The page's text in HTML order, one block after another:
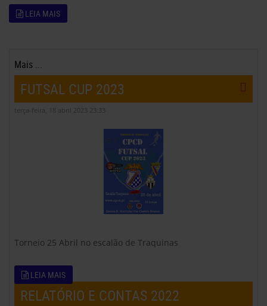
LEIA MAIS
Mais ...
FUTSAL CUP 2023
terça-feira, 18 abril 2023 23:33
Torneio 25 Abril no escalão de Traquinas
LEIA MAIS
RELATÓRIO E CONTAS 2022